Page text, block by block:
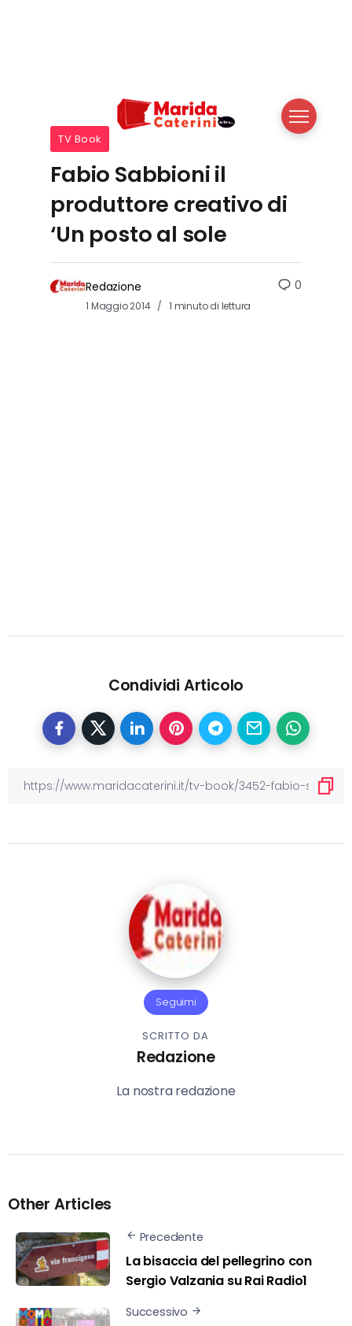
TV Book
Fabio Sabbioni il
produttore creativo di
‘Un posto al sole
Redazione
1 Maggio 2014 1 minuto di lettura
0
Condividi Articolo
Seguimi
SCRITTO DA
Redazione
La nostra redazione
Other Articles
Precedente
La bisaccia del pellegrino con
Sergio Valzania su Rai Radio1
Successivo